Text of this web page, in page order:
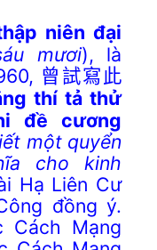
niên đại
mươi), là
曾試寫此
thí tả thử
đề cương
một quyển
cho kinh
Hạ Liên Cư
đồng ý.
Cách Mạng